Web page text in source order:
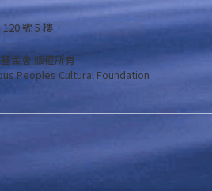
號 5 樓
金會 版權所有
Peoples Cultural Foundation